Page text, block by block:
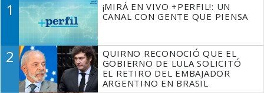
1
¡MIRÁ EN VIVO +PERFIL!: UN
CANAL CON GENTE QUE PIENSA
2
QUIRNO RECONOCIÓ QUE EL
GOBIERNO DE LULA SOLICITÓ
EL RETIRO DEL EMBAJADOR
ARGENTINO EN BRASIL